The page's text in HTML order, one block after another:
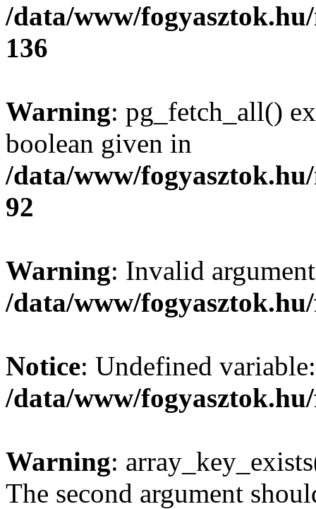
/data/www/
136
Warning: pg_fetch_all()
boolean given in
/data/www/
92
Warning: Invalid
/data/www/
Notice: Undefined
/data/www/
Warning:
The second argument